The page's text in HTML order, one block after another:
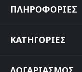
ΠΛΗΡΟΦΟΡΙΕΣ
ΚΑΤΗΓΟΡΙΕΣ